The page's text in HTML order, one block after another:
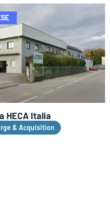
HECA Italia
& Acquisition